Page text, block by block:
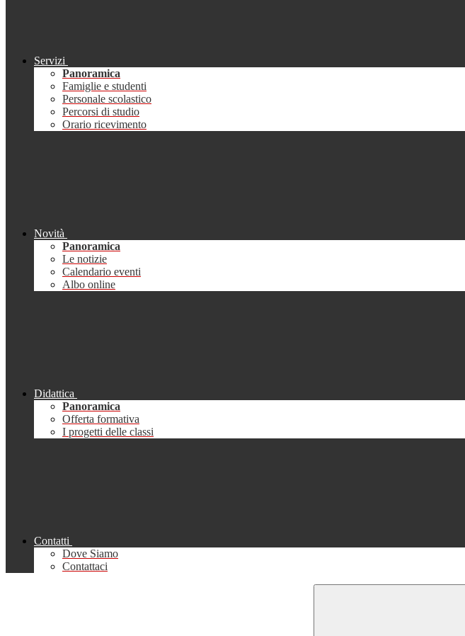
Servizi
Panoramica
Famiglie e studenti
Personale scolastico
Percorsi di studio
Orario ricevimento
Novità
Panoramica
Le notizie
Calendario eventi
Albo online
Didattica
Panoramica
Offerta formativa
I progetti delle classi
Contatti
Dove Siamo
Contattaci